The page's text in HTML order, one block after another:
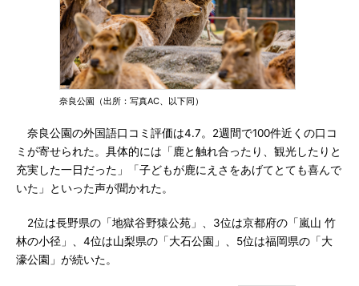
奈良公園（出所：写真AC、以下同）
奈良公園の外国語口コミ評価は4.7。2週間で100件近くの口コ
ミが寄せられた。具体的には「鹿と触れ合ったり、観光したりと
充実した一日だった」「子どもが鹿にえさをあげてとても喜んで
いた」といった声が聞かれた。
2位は長野県の「地獄谷野猿公苑」、3位は京都府の「嵐山 竹
林の小径」、4位は山梨県の「大石公園」、5位は福岡県の「大
濠公園」が続いた。